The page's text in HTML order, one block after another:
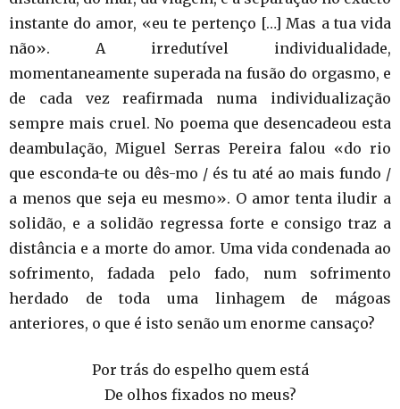
instante do amor, «eu te pertenço […] Mas a tua vida
não». A irredutível individualidade,
momentaneamente superada na fusão do orgasmo, e
de cada vez reafirmada numa individualização
sempre mais cruel. No poema que desencadeou esta
deambulação, Miguel Serras Pereira falou «do rio
que esconda-te ou dês-mo / és tu até ao mais fundo /
a menos que seja eu mesmo». O amor tenta iludir a
solidão, e a solidão regressa forte e consigo traz a
distância e a morte do amor. Uma vida condenada ao
sofrimento, fadada pelo fado, num sofrimento
herdado de toda uma linhagem de mágoas
anteriores, o que é isto senão um enorme cansaço?
Por trás do espelho quem está
De olhos fixados no meus?